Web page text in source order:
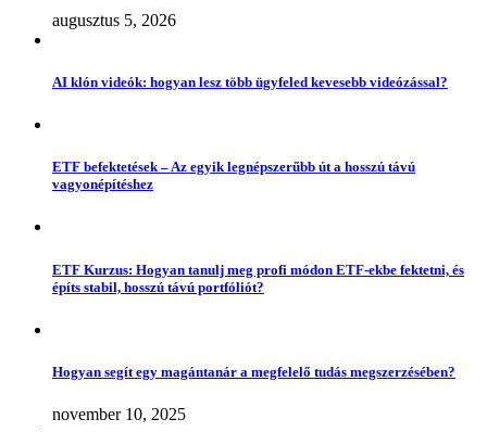
augusztus 5, 2026
AI klón videók: hogyan lesz több ügyfeled kevesebb videózással?
ETF befektetések – Az egyik legnépszerűbb út a hosszú távú
vagyonépítéshez
ETF Kurzus: Hogyan tanulj meg profi módon ETF-ekbe fektetni, és
építs stabil, hosszú távú portfóliót?
Hogyan segít egy magántanár a megfelelő tudás megszerzésében?
november 10, 2025